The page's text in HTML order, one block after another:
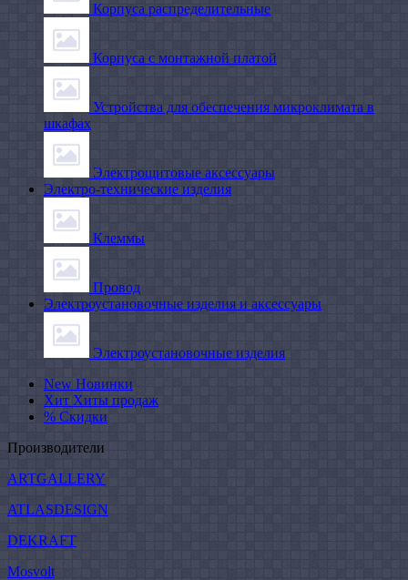
Корпуса распределительные
Корпуса с монтажной платой
Устройства для обеспечения микроклимата в
шкафах
Электрощитовые аксессуары
Электро-технические изделия
Клеммы
Провод
Электроустановочные изделия и аксессуары
Электроустановочные изделия
New Новинки
Хит Хиты продаж
% Скидки
Производители
ARTGALLERY
ATLASDESIGN
DEKRAFT
Mosvolt